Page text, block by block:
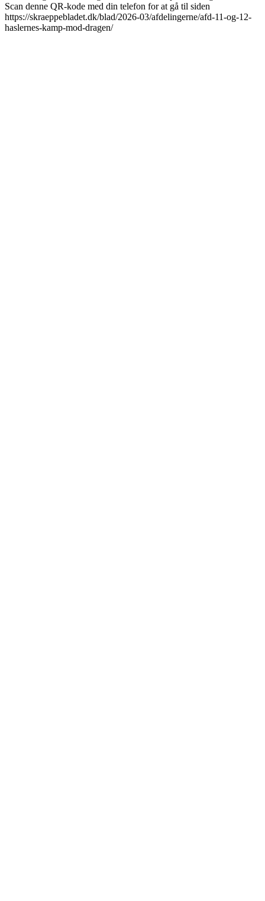
Scan denne QR-kode med din telefon for at gå til siden
https://skraeppebladet.dk/blad/2026-03/afdelingerne/afd-11-og-12-
haslernes-kamp-mod-dragen/